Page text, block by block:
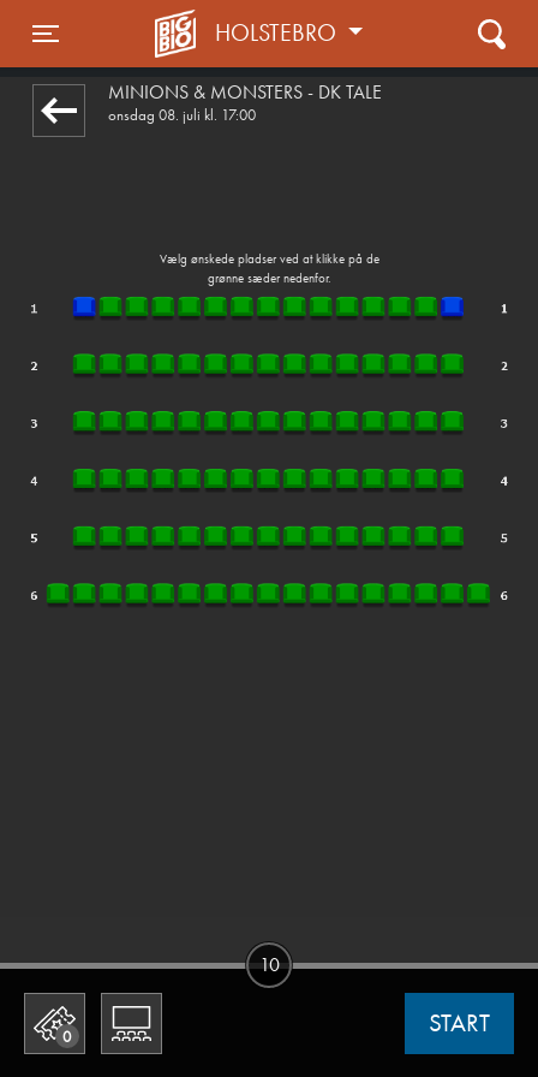
Toggle navigation
HOLSTEBRO
MINIONS & MONSTERS - DK TALE
onsdag 08. juli kl. 17:00
Vælg ønskede pladser ved at klikke på de
grønne sæder nedenfor.
0 START
10
front05-temp 102416